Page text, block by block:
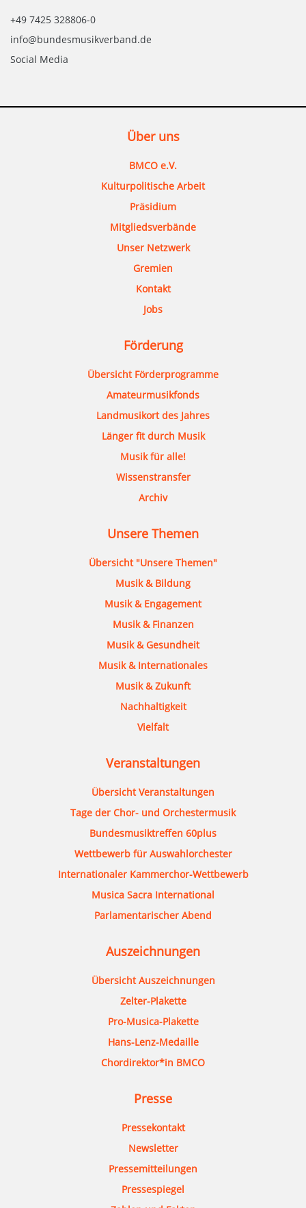
+49 7425 328806-0
info@bundesmusikverband.de
Social Media
Über uns
BMCO e.V.
Kulturpolitische Arbeit
Präsidium
Mitgliedsverbände
Unser Netzwerk
Gremien
Kontakt
Jobs
Förderung
Übersicht Förderprogramme
Amateurmusikfonds
Landmusikort des Jahres
Länger fit durch Musik
Musik für alle!
Wissenstransfer
Archiv
Unsere Themen
Übersicht "Unsere Themen"
Musik & Bildung
Musik & Engagement
Musik & Finanzen
Musik & Gesundheit
Musik & Internationales
Musik & Zukunft
Nachhaltigkeit
Vielfalt
Veranstaltungen
Übersicht Veranstaltungen
Tage der Chor- und Orchestermusik
Bundesmusiktreffen 60plus
Wettbewerb für Auswahlorchester
Internationaler Kammerchor-Wettbewerb
Musica Sacra International
Parlamentarischer Abend
Auszeichnungen
Übersicht Auszeichnungen
Zelter-Plakette
Pro-Musica-Plakette
Hans-Lenz-Medaille
Chordirektor*in BMCO
Presse
Pressekontakt
Newsletter
Pressemitteilungen
Pressespiegel